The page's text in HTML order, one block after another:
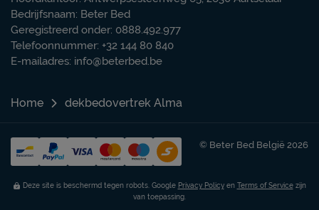
Bedrijfsnaam: Beter Bed
Geregistreerd onder: 0888.492.977
Telefoonnummer: +32 144 80 840
E-mailadres: info@beterbed.be
Home dekbedovertrek Alma
© Beter Bed België 2026
Deze site is beschermd tegen robots. Google Privacy Policyen Terms of Servicezijn
van toepassing.